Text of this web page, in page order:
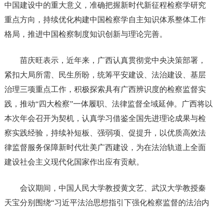
中国建设中的重大意义，准确把握新时代新征程检察学研究
重点方向，持续优化构建中国检察学自主知识体系整体工作
格局，推进中国检察制度知识创新与理论完善。
苗庆旺表示，近年来，广西认真贯彻党中央决策部署，
紧扣大局所需、民生所盼，统筹平安建设、法治建设、基层
治理三项重点工作，积极探索具有广西辨识度的检察监督实
践，推动“四大检察”一体履职、法律监督全域延伸。广西将以
本次年会召开为契机，认真学习借鉴全国先进理论成果与检
察实践经验，持续补短板、强弱项、促提升，以优质高效法
律监督服务保障新时代壮美广西建设，为在法治轨道上全面
建设社会主义现代化国家作出应有贡献。
会议期间，中国人民大学教授黄文艺、武汉大学教授秦
天宝分别围绕“习近平法治思想指引下强化检察监督的法治内